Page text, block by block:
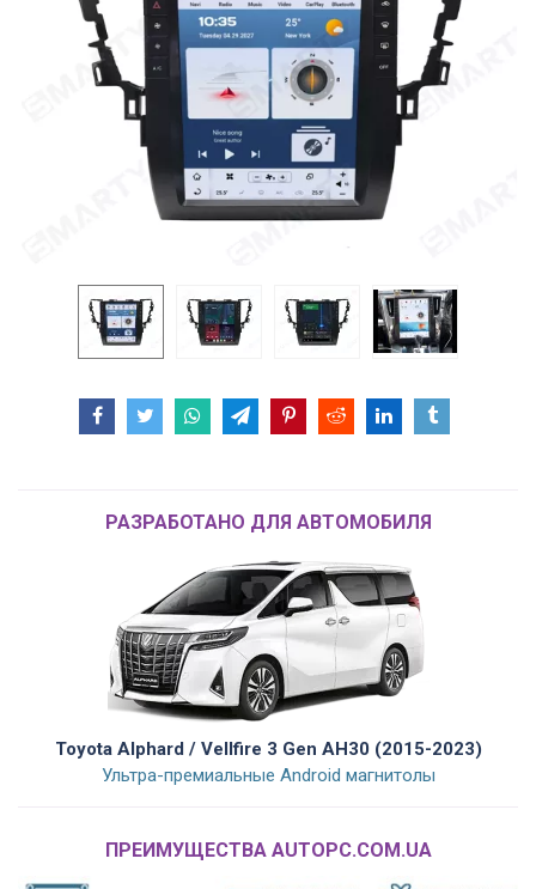
РАЗРАБОТАНО ДЛЯ АВТОМОБИЛЯ
Toyota Alphard / Vellfire 3 Gen AH30 (2015-2023)
Ультра-премиальные Android магнитолы
ПРЕИМУЩЕСТВА AUTOPC.COM.UA